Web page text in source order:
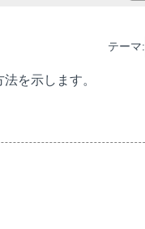
テーマ:
を示します。